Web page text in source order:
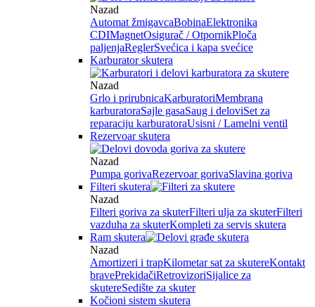
Nazad
Automat žmigavcaBobinaElektronika
CDIMagnetOsigurač / OtpornikPloča
paljenjaReglerSvećica i kapa svećice
Karburator skutera
Nazad
Grlo i prirubnicaKarburatoriMembrana
karburatoraSajle gasaSaug i deloviSet za
reparaciju karburatoraUsisni / Lamelni ventil
Rezervoar skutera
Nazad
Pumpa gorivaRezervoar gorivaSlavina goriva
Filteri skutera
Nazad
Filteri goriva za skuterFilteri ulja za skuterFilteri
vazduha za skuterKompleti za servis skutera
Ram skutera
Nazad
Amortizeri i trapKilometar sat za skutereKontakt
bravePrekidačiRetrovizoriSijalice za
skutereSedište za skuter
Kočioni sistem skutera